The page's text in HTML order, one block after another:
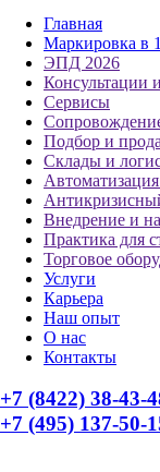
Главная
Маркировка в
ЭПД 2026
Консультации
Сервисы
Подбор и
Склады и
Внедрение и
Практика для
Торговое
Услуги
Карьера
Наш опыт
О нас
Контакты
+7 (8422) 38-43-
+7 (495) 137-50-